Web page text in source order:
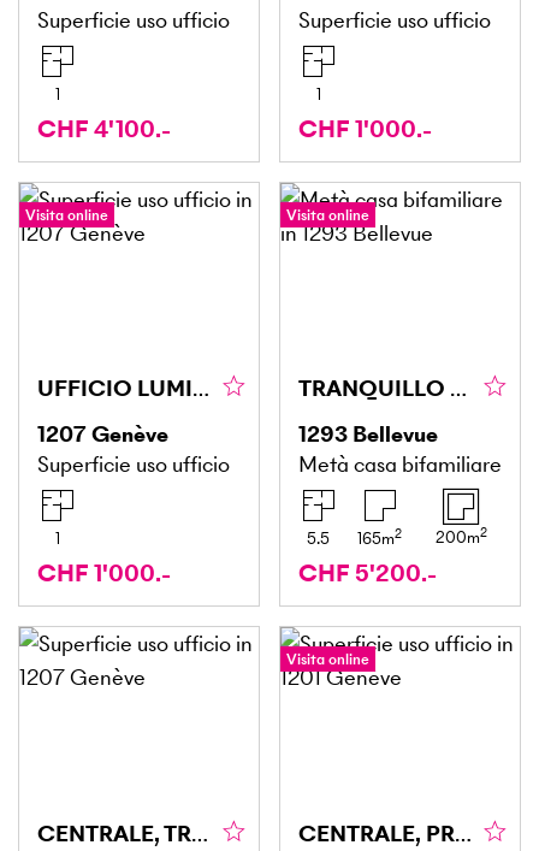
Superficie uso ufficio
1
CHF 4'100.-
Superficie uso ufficio
1
CHF 1'000.-
Visita online
UFFICIO LUMINOSO A EAUX-VIVES (1)
1207Genève
Superficie uso ufficio
1
CHF 1'000.-
Visita online
TRANQUILLO E FAMILIARE
1293 Bellevue
Metà casa bifamiliare
5.5 165m2 200m2
CHF 5'200.-
CENTRALE, TRANQUILLO E FUNZIONALE
Visita online
CENTRALE, PROFESSIONALE & CONFORTEVOLE